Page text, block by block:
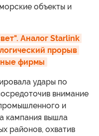
объекты и
Аналог Starlink
прорыв
фирмы
удары по
внимание
и
кампания вышла
районов, охватив